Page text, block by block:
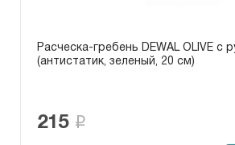
Расческа-гребень DEWAL OLIVE с
(антистатик, зеленый, 20 см)
215